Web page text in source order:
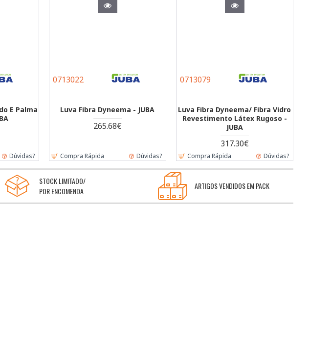
E Palma
Dúvidas?
0713022
Luva Fibra Dyneema - JUBA
265.68€
Compra Rápida Dúvidas?
0713079
Luva Fibra Dyneema/ Fibra Vidro
Revestimento Látex Rugoso -
JUBA
317.30€
Compra Rápida Dúvidas?
STOCK LIMITADO/
POR ENCOMENDA
ARTIGOS VENDIDOS EM PACK